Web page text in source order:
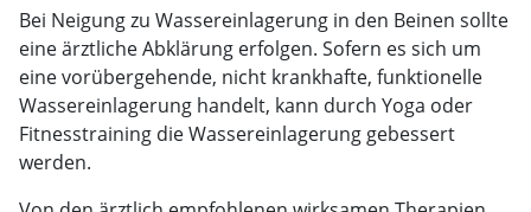
Bei Neigung zu Wassereinlagerung in den Beinen sollte
eine ärztliche Abklärung erfolgen. Sofern es sich um
eine vorübergehende, nicht krankhafte, funktionelle
Wassereinlagerung handelt, kann durch Yoga oder
Fitnesstraining die Wassereinlagerung gebessert
werden.